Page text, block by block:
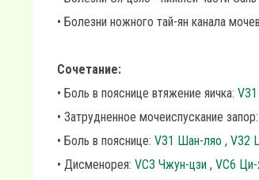
• Болезни ножного тай-ян канала
Сочетание:
• Боль в пояснице втяжение яичка:
• Затрудненное мочеиспускание запор:
• Боль в пояснице: V31 Шан-ляо , V32
• Дисменорея: VC3 Чжун-цзи , VC6 Ци-